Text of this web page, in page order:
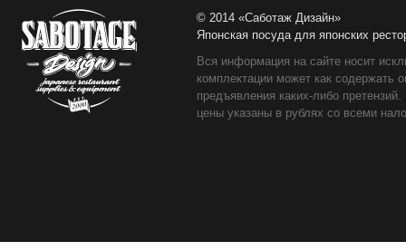
© 2014 «Саботаж Дизайн»
Японская посуда для японских
Вся информация на сайте носит
комплектации может как содержать
предъявления каких-либо
цены указаны в рублях со всеми